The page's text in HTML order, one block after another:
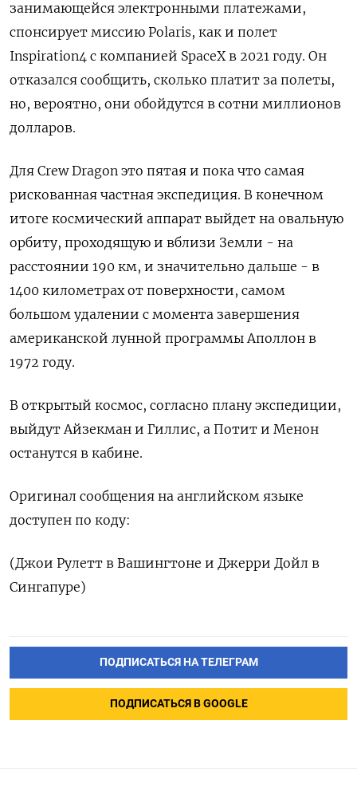
занимающейся электронными платежами,
спонсирует миссию Polaris, как и полет
Inspiration4 с компанией SpaceX в 2021 году. Он
отказался сообщить, сколько платит за полеты,
но, вероятно, они обойдутся в сотни миллионов
долларов.
Для Crew Dragon это пятая и пока что самая
рискованная частная экспедиция. В конечном
итоге космический аппарат выйдет на овальную
орбиту, проходящую и вблизи Земли - на
расстоянии 190 км, и значительно дальше - в
1400 километрах от поверхности, самом
большом удалении с момента завершения
американской лунной программы Аполлон в
1972 году.
В открытый космос, согласно плану экспедиции,
выйдут Айзекман и Гиллис, а Потит и Менон
останутся в кабине.
Оригинал сообщения на английском языке
доступен по коду:
(Джои Рулетт в Вашингтоне и Джерри Дойл в
Сингапуре)
ПОДПИСАТЬСЯ НА ТЕЛЕГРАМ
ПОДПИСАТЬСЯ В GOOGLE